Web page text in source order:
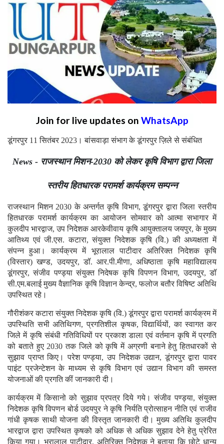
Join for live updates on WhatsApp
डूंगरपुर 11 सितंबर 2023। बांसवाड़ा संभाग के डूंगरपुर ज़िले से संबंधित
News - राजस्थान मिशन-2030 को लेकर कृषि विभाग द्वारा जिला
स्तरीय हितधारक परामर्श कार्यक्रम सम्पन्न
राजस्थान मिशन 2030 के अन्तर्गत कृषि विभाग, डूंगरपुर द्वारा जिला स्तरीय
हितधारक परामर्श कार्यक्रम का आयोजन सोमवार को आत्मा सभागार में
कुलदीप भारद्वाज, उप निदेशक आरकेवीवाय कृषि आयुक्तालय जयपुर, के मुख्य
आतिथ्य एवं जी.एस. कटारा, संयुक्त निदेशक कृषि (वि.) की अध्यक्षता में
संपन्न हुआ। कार्यक्रम में भूरालाल पाटीदार अतिरिक्त निदेशक कृषि
(विस्तार) खण्ड, उदयपुर, डॉ. आर.पी.मीणा, अधिष्ठाता कृषि महाविद्यालय
डूंगरपुर, संजीव पण्ड्या संयुक्त निदेषक कृषि विपणन विभाग, उदयपुर, डॉ
सी.एम.बलाई मुख्य वैज्ञानिक कृषि विज्ञान केन्द्र, फलोज बतौर विषिष्ट अतिथि
उपस्थित रहे।
गौरीशंकर कटारा संयुक्त निदेशक कृषि (वि.) डूंगरपुर द्वारा परामर्श कार्यक्रम में
उपस्थिति सभी अतिथिगण, प्रगतिशील कृषक, विद्यार्थियों, का स्वागत कर
जिले में कृषि संबंधी गतिविधियों पर प्रकाश डाला एवं वर्तमान कृषि में प्रगति
को बताते हुए 2030 तक जिले को कृषि में अग्रणी बनाने हेतु हितधारकों से
सुझाव प्राप्त किए। परेश पण्ड्या, उप निदेशक उद्यान, डूंगरपुर द्वारा पावर
पाइंट प्रजेन्टेशन के माध्यम से कृषि विभाग एवं उद्यान विभाग की समस्त
योजनाओं की प्रगति कीं जानकारी दी।
कार्यक्रम में किसानो को सुझाव प्रपत्र दिये गये। संजीव पण्ड्या, संयुक्त
निदेशक कृषि विपणन बोर्ड उदयपुर ने कृषि निर्यति प्रोत्साहन नीति एवं राजीव
गांधी कृषक साथी योजना की विस्तृत जानकारी दी। मुख्य अतिथि कुलदीप
भारद्वाज द्वारा उपस्थित कृषको को अधिक से अधिक सुझाव देने हेतु प्रेरित
किया गया। भुरालाल पाटीदार, अतिरिक्त निदेशक ने बताया कि छोटे धान्य